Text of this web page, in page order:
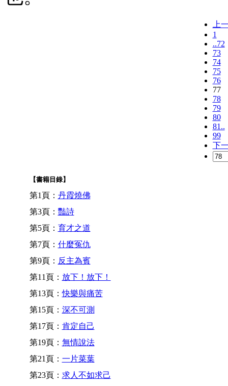
上
1
..72
73
74
75
76
77
78
79
80
81..
99
下
【書籍目錄】
第1頁： 丹霞燒佛
第3頁： 豔詩
第5頁： 育才之道
第7頁： 什麼冤仇
第9頁： 反主為賓
第11頁： 放下！放下！
第13頁：快樂與痛苦
第15頁： 深不可測
第17頁： 肯定自己
第19頁： 無情說法
第21頁： 一片菜葉
第23頁： 求人不如求己